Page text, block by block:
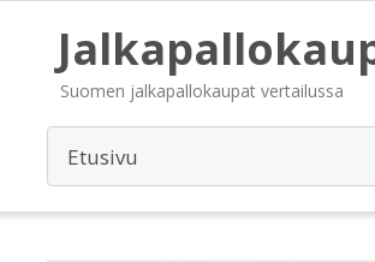
Suomen jalkapallokaupat vertailussa